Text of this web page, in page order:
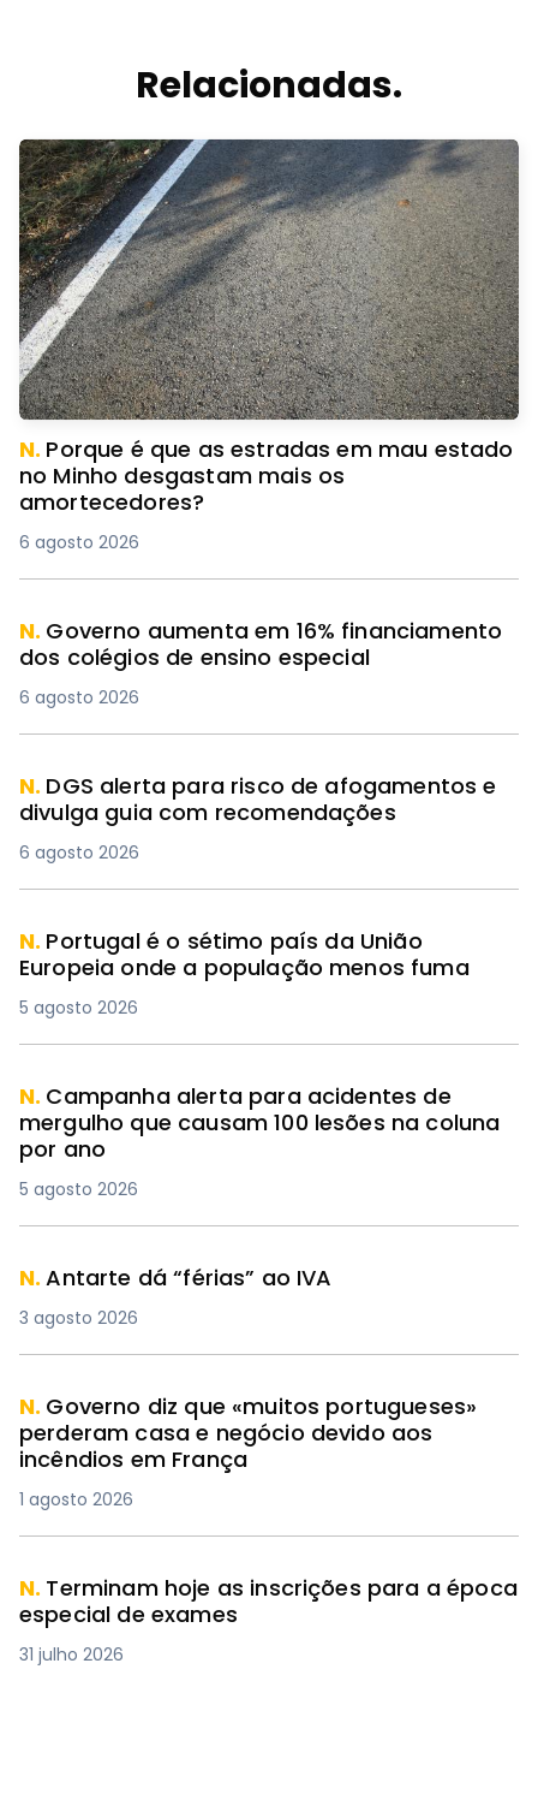
Relacionadas.
N. Porque é que as estradas em mau estado
no Minho desgastam mais os
amortecedores?
6 agosto 2026
N. Governo aumenta em 16% financiamento
dos colégios de ensino especial
6 agosto 2026
N. DGS alerta para risco de afogamentos e
divulga guia com recomendações
6 agosto 2026
N. Portugal é o sétimo país da União
Europeia onde a população menos fuma
5 agosto 2026
N. Campanha alerta para acidentes de
mergulho que causam 100 lesões na coluna
por ano
5 agosto 2026
N.Antarte dá “férias” ao IVA
3 agosto 2026
N. Governo diz que «muitos portugueses»
perderam casa e negócio devido aos
incêndios em França
1 agosto 2026
N. Terminam hoje as inscrições para a época
especial de exames
31 julho 2026